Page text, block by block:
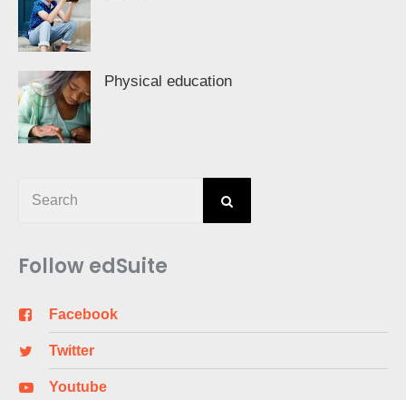
Physical education
Follow edSuite
Facebook
Twitter
Youtube